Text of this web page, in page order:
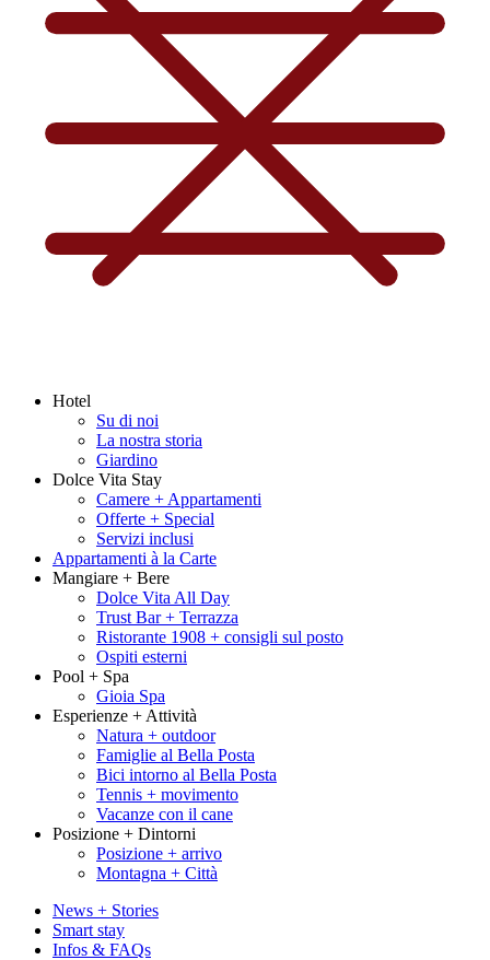
Hotel
Su di noi
La nostra storia
Giardino
Dolce Vita Stay
Camere + Appartamenti
Offerte + Special
Servizi inclusi
Appartamenti à la Carte
Mangiare + Bere
Dolce Vita All Day
Trust Bar + Terrazza
Ristorante 1908 + consigli sul posto
Ospiti esterni
Pool + Spa
Gioia Spa
Esperienze + Attività
Natura + outdoor
Famiglie al Bella Posta
Bici intorno al Bella Posta
Tennis + movimento
Vacanze con il cane
Posizione + Dintorni
Posizione + arrivo
Montagna + Città
News + Stories
Smart stay
Infos & FAQs